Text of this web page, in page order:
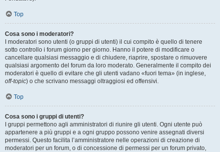
Top
Cosa sono i moderatori?
I moderatori sono utenti (o gruppi di utenti) il cui compito è quello di tenere
sotto controllo i forum giorno per giorno. Hanno il potere di modificare o
cancellare qualsiasi messaggio e di chiudere, riaprire, spostare o rimuovere
qualsiasi argomento del forum da loro moderato. Generalmente il compito dei
moderatori è quello di evitare che gli utenti vadano «fuori tema» (in inglese,
off-topic) o che scrivano messaggi oltraggiosi ed offensivi.
Top
Cosa sono i gruppi di utenti?
I gruppi permettono agli amministratori di riunire gli utenti. Ogni utente può
appartenere a più gruppi e a ogni gruppo possono venire assegnati diversi
permessi. Questo facilita l’amministratore nelle operazioni di creazione di
moderatori per un forum, o di concessione di permessi per un forum privato,